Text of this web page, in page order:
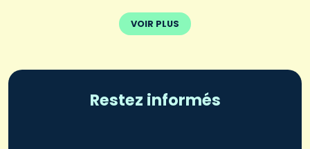
VOIR PLUS
Restez informés